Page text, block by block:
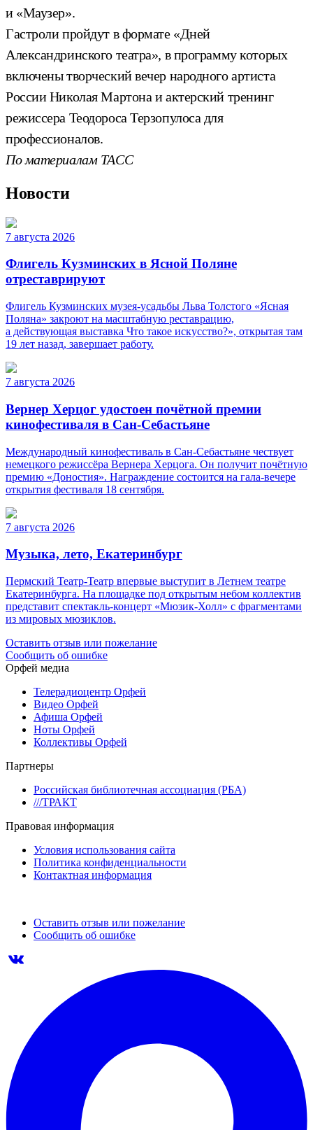
и «Маузер».
Гастроли пройдут в формате «Дней
Александринского театра», в программу которых
включены творческий вечер народного артиста
России Николая Мартона и актерский тренинг
режиссера Теодороса Терзопулоса для
профессионалов.
По материалам ТАСС
Новости
7 августа 2026
Флигель Кузминских в Ясной Поляне
отреставрируют
Флигель Кузминских музея-усадьбы Льва Толстого «Ясная
Поляна» закроют на масштабную реставрацию,
а действующая выставка Что такое искусство?», открытая там
19 лет назад, завершает работу.
7 августа 2026
Вернер Херцог удостоен почётной премии
кинофестиваля в Сан-Себастьяне
Международный кинофестиваль в Сан-Себастьяне чествует
немецкого режиссёра Вернера Херцога. Он получит почётную
премию «Доностия». Награждение состоится на гала-вечере
открытия фестиваля 18 сентября.
7 августа 2026
Музыка, лето, Екатеринбург
Пермский Театр-Театр впервые выступит в Летнем театре
Екатеринбурга. На площадке под открытым небом коллектив
представит спектакль-концерт «Мюзик-Холл» с фрагментами
из мировых мюзиклов.
Оставить отзыв или пожелание
Сообщить об ошибке
Орфей медиа
Телерадиоцентр Орфей
Видео Орфей
Афиша Орфей
Ноты Орфей
Коллективы Орфей
Партнеры
Российская библиотечная ассоциация (РБА)
///ТРАКТ
Правовая информация
Условия использования сайта
Политика конфиденциальности
Контактная информация
Оставить отзыв или пожелание
Сообщить об ошибке